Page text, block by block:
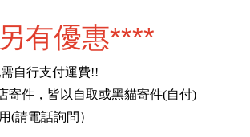
有優惠****
自行支付運費!!
寄件，皆以自取或黑貓寄件(自付)
(請電話詢問）